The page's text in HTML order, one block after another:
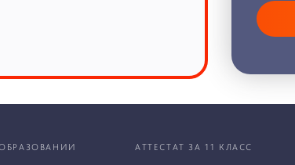
АТТЕСТАТ ЗА 11 КЛАСС